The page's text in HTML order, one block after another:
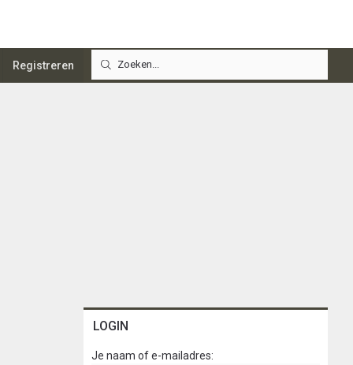
Registreren
LOGIN
Je naam of e-mailadres